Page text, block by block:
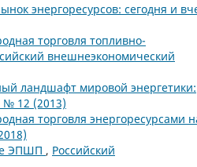
энергоресурсов: сегодня и
торговля топливно-
внешнеэкономический
ландшафт мировой энергетики:
№ 12 (2013)
торговля энергоресурсами
ЭПШП , Российский